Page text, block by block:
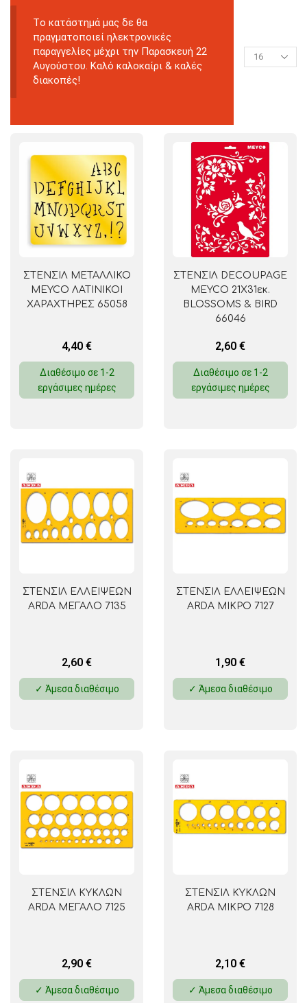
Tο κατάστημά μας δε θα
πραγματοποιεί ηλεκτρονικές
παραγγελίες μέχρι την Παρασκευή 22
Αυγούστου. Καλό καλοκαίρι & καλές
διακοπές!
ΣΤΕΝΣΙΛ ΜΕΤΑΛΛΙΚΟ
MEYCO ΛΑΤΙΝΙΚΟΙ
ΧΑΡΑΧΤΗΡΕΣ 65058
4,40 €
Διαθέσιμο σε 1-2
εργάσιμες ημέρες
ΣΤΕΝΣΙΛ DECOUPAGE
MEYCO 21X31εκ.
BLOSSOMS & BIRD
66046
2,60 €
Διαθέσιμο σε 1-2
εργάσιμες ημέρες
ΣΤΕΝΣΙΛ ΕΛΛΕΙΨΕΩΝ
ARDA ΜΕΓΑΛΟ 7135
2,60 €
✓ Άμεσα διαθέσιμο
ΣΤΕΝΣΙΛ ΕΛΛΕΙΨΕΩΝ
ARDA ΜΙΚΡΟ 7127
1,90 €
✓ Άμεσα διαθέσιμο
ΣΤΕΝΣΙΛ ΚΥΚΛΩΝ
ARDA ΜΕΓΑΛΟ 7125
2,90 €
✓ Άμεσα διαθέσιμο
ΣΤΕΝΣΙΛ ΚΥΚΛΩΝ
ARDA ΜΙΚΡΟ 7128
2,10 €
✓ Άμεσα διαθέσιμο